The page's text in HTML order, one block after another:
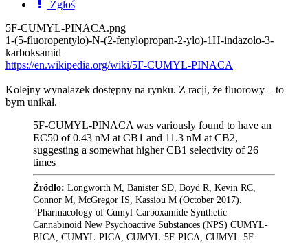
Zgłoś
5F-CUMYL-PINACA.png
1-(5-fluoropentylo)-N-(2-fenylopropan-2-ylo)-1H-indazolo-3-
karboksamid
https://en.wikipedia.org/wiki/5F-CUMYL-PINACA
Kolejny wynalazek dostępny na rynku. Z racji, że fluorowy – to
bym unikał.
5F-CUMYL-PINACA was variously found to have an
EC50 of 0.43 nM at CB1 and 11.3 nM at CB2,
suggesting a somewhat higher CB1 selectivity of 26
times
Źródło: Longworth M, Banister SD, Boyd R, Kevin RC,
Connor M, McGregor IS, Kassiou M (October 2017).
"Pharmacology of Cumyl-Carboxamide Synthetic
Cannabinoid New Psychoactive Substances (NPS) CUMYL-
BICA, CUMYL-PICA, CUMYL-5F-PICA, CUMYL-5F-